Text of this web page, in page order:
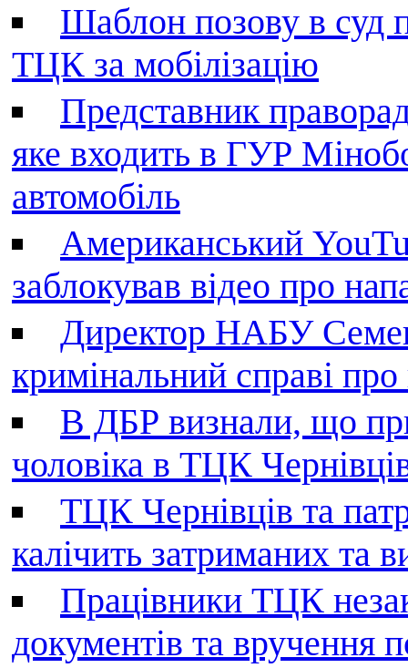
Шаблон позову в суд
ТЦК за мобілізацію
Представник
яке входить в ГУР
автомобіль
Американський
заблокував відео про
Директор НАБУ
кримінальний справі
В ДБР визнали, що
чоловіка в ТЦК Чернівців
ТЦК Чернівців та
калічить затриманих та
Працівники ТЦК
документів та вручення